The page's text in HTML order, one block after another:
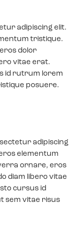
adipiscing elit.
tristique.
dolor
vitae erat.
id rutrum lorem
posuere.
adipiscing
elementum
ornare, eros
diam libero vitae
cursus id
sem vitae risus